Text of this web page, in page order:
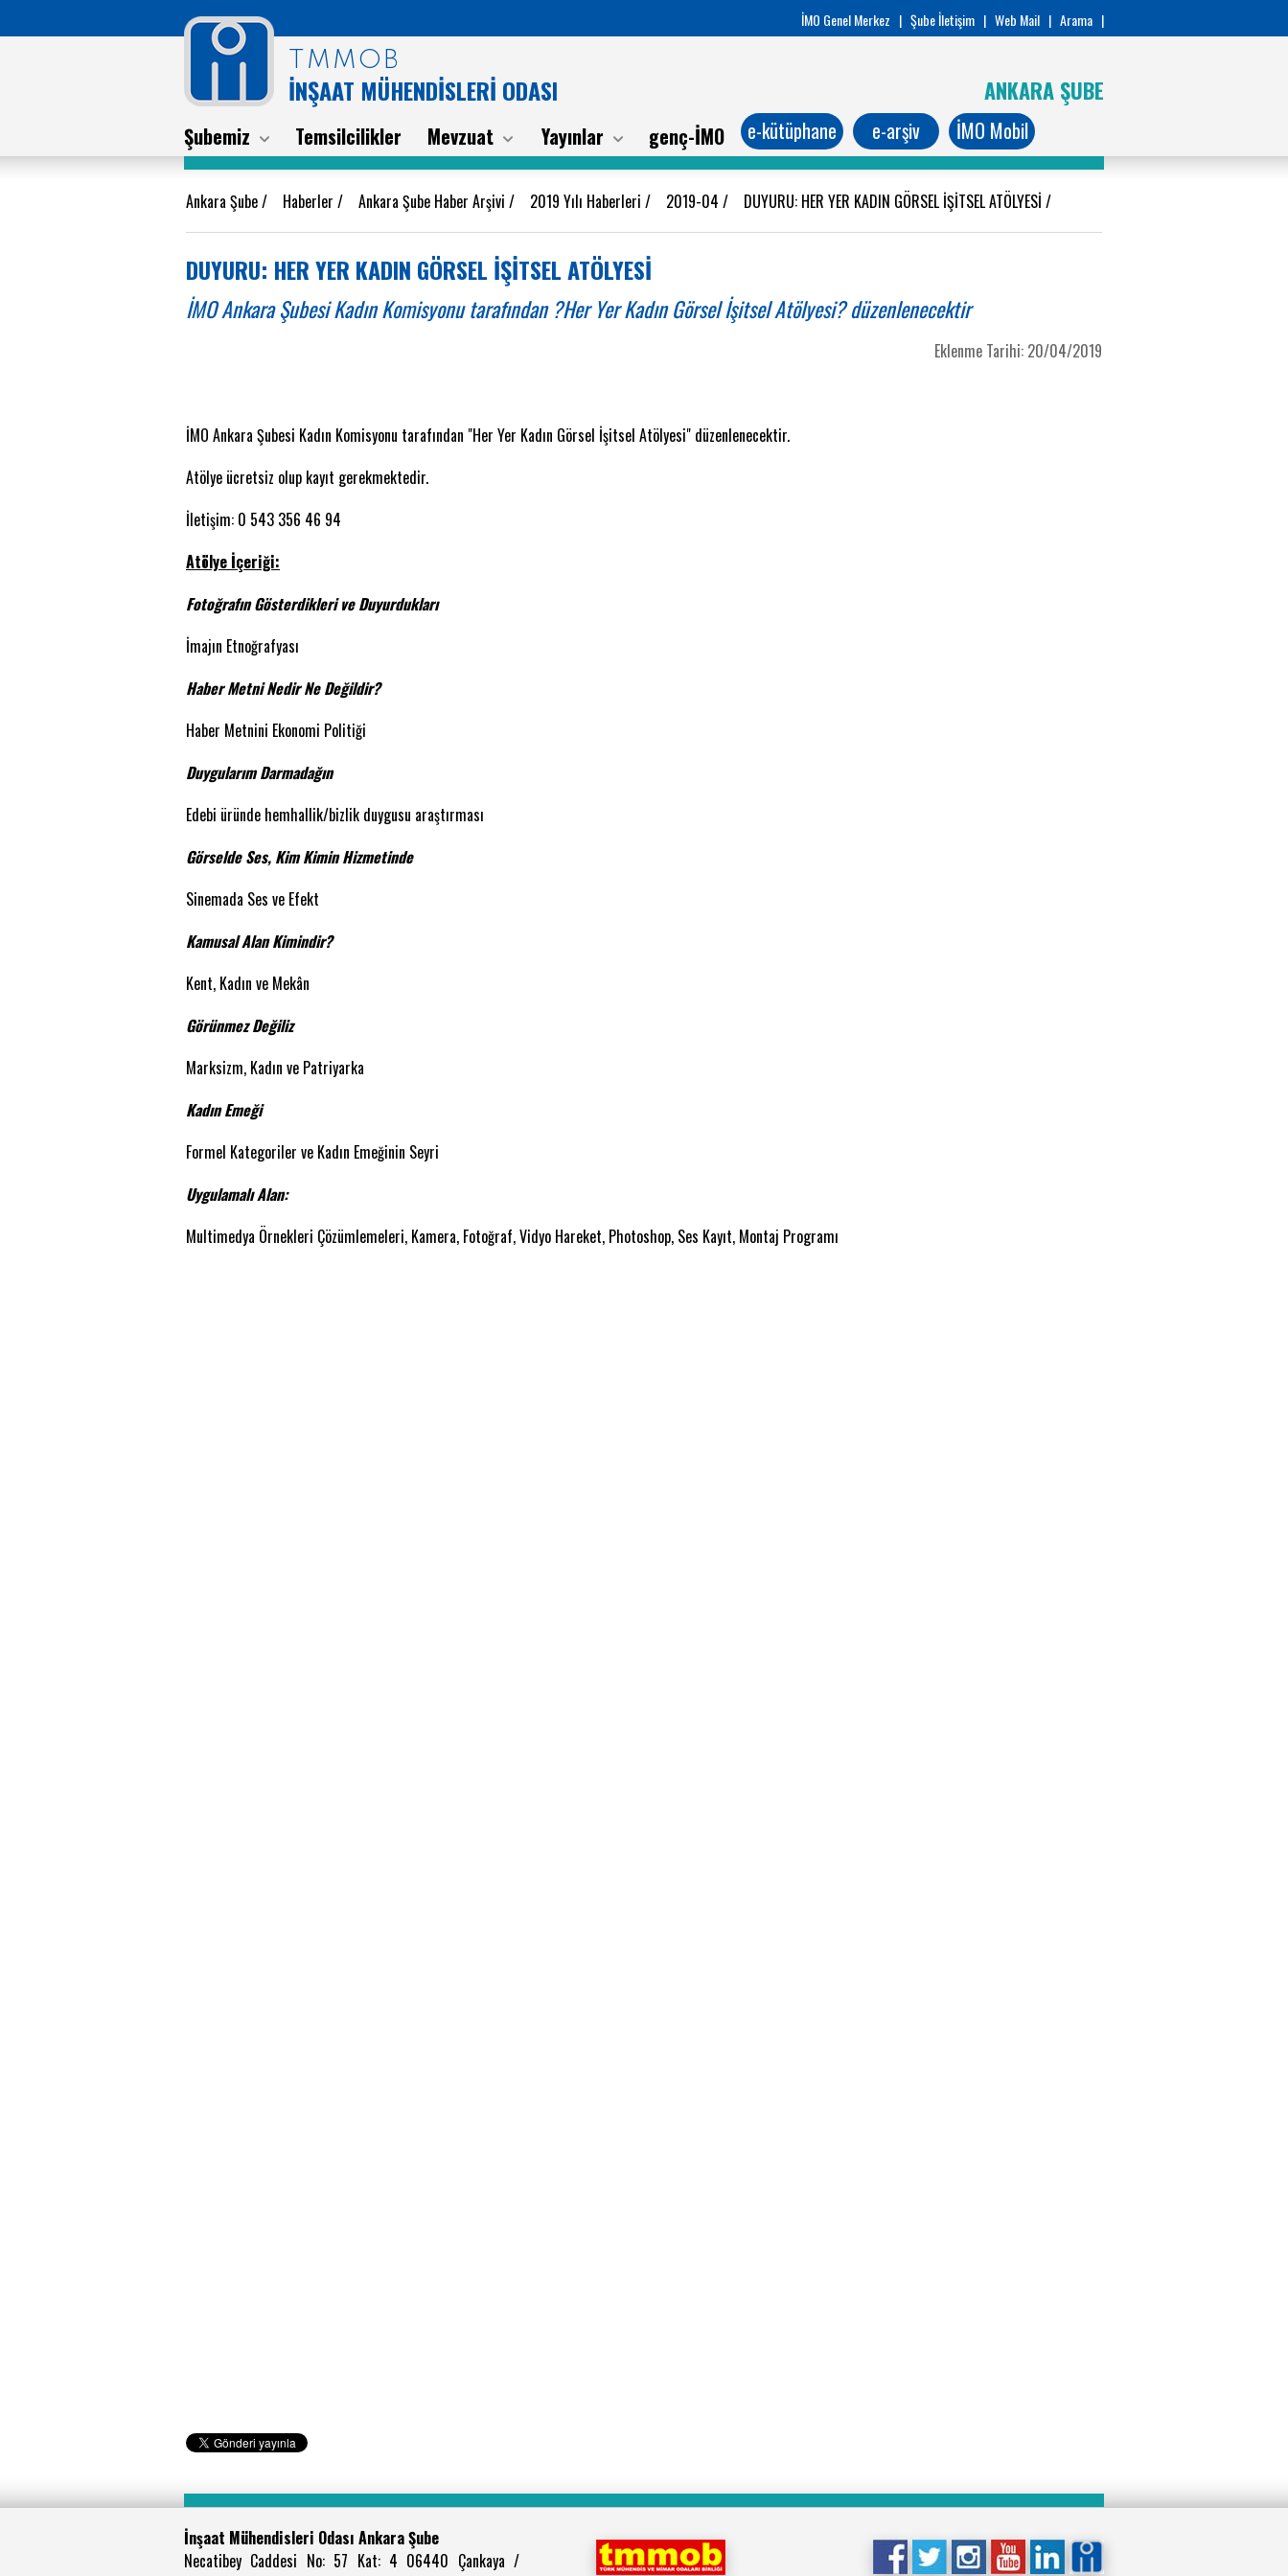
İMO Genel Merkez | Şube İletişim | Web Mail | Arama |
TMMOB
İNŞAAT MÜHENDİSLERİ ODASI ANKARA ŞUBE
Şubemiz Temsilcilikler Mevzuat Yayınlar genç-İMO e-kütüphane e-arşiv İMO Mobil
Ankara Şube/ Haberler / Ankara Şube Haber Arşivi / 2019 Yılı Haberleri / 2019-04 / DUYURU: HER YER KADIN GÖRSEL İŞİTSEL ATÖLYESİ /
DUYURU: HER YER KADIN GÖRSEL İŞİTSEL ATÖLYESİ
İMO Ankara Şubesi Kadın Komisyonu tarafından ?Her Yer Kadın Görsel İşitsel Atölyesi? düzenlenecektir
Eklenme Tarihi: 20/04/2019
İMO Ankara Şubesi Kadın Komisyonu tarafından "Her Yer Kadın Görsel İşitsel Atölyesi" düzenlenecektir.
Atölye ücretsiz olup kayıt gerekmektedir.
İletişim: 0 543 356 46 94
Atölye İçeriği:
Fotoğrafın Gösterdikleri ve Duyurdukları
İmajın Etnoğrafyası
Haber Metni Nedir Ne Değildir?
Haber Metnini Ekonomi Politiği
Duygularım Darmadağın
Edebi üründe hemhallik/bizlik duygusu araştırması
Görselde Ses, Kim Kimin Hizmetinde
Sinemada Ses ve Efekt
Kamusal Alan Kimindir?
Kent, Kadın ve Mekân
Görünmez Değiliz
Marksizm, Kadın ve Patriyarka
Kadın Emeği
Formel Kategoriler ve Kadın Emeğinin Seyri
Uygulamalı Alan:
Multimedya Örnekleri Çözümlemeleri, Kamera, Fotoğraf, Vidyo Hareket, Photoshop, Ses Kayıt, Montaj Programı
İnşaat Mühendisleri Odası Ankara Şube
Necatibey Caddesi No: 57 Kat: 4 06440 Çankaya /